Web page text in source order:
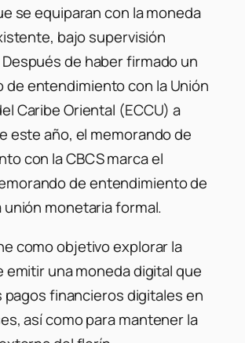
se equiparan con la moneda
bajo supervisión
de haber firmado un
de entendimiento con la Unión
Caribe Oriental (ECCU) a
este año, el memorando de
con la CBCS marca el
de entendimiento de
unión monetaria formal.
como objetivo explorar la
emitir una moneda digital que
pagos financieros digitales en
así como para mantener la